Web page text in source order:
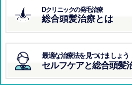
Dクリニックの発毛治療
総合頭髪治療とは
最適な治療法を見つけましょう
セルフケアと総合頭髪